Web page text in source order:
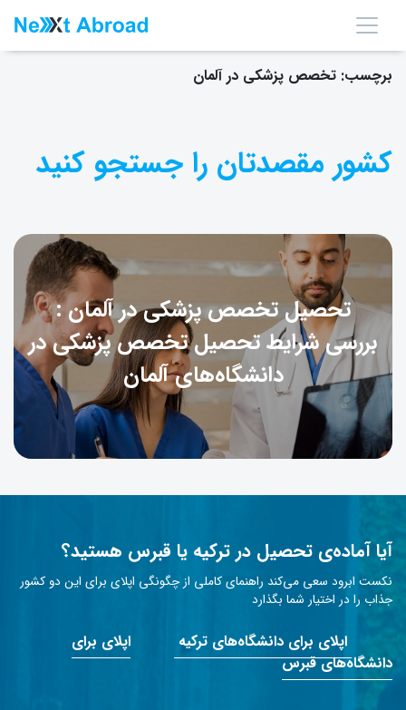
برچسب: تخصص پزشکی در آلمان
کشور مقصدتان را جستجو کنید
تحصیل تخصص پزشکی در آلمان :
بررسی شرایط تحصیل تخصص پزشکی در
دانشگاه‌های آلمان
آیا آماده‌ی تحصیل در ترکیه یا قبرس هستید؟
نکست ابرود سعی می‌کند راهنمای کاملی از چگونگی اپلای برای این دو کشور
جذاب را در اختیار شما بگذارد
اپلای برای دانشگاه‌های ترکیه
اپلای برای
دانشگاه‌های قبرس